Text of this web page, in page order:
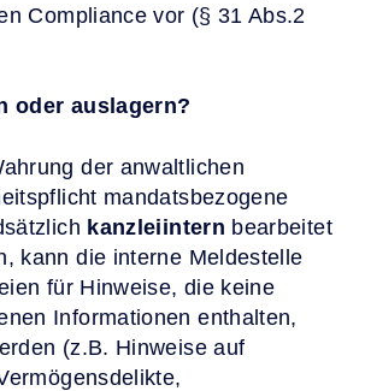
Compliance vor (§ 31 Abs.2
oder auslagern?
der anwaltlichen
mandatsbezogene
kanzleiintern bearbeitet
kann die interne Meldestelle
für Hinweise, die keine
Informationen enthalten,
(z.B. Hinweise auf